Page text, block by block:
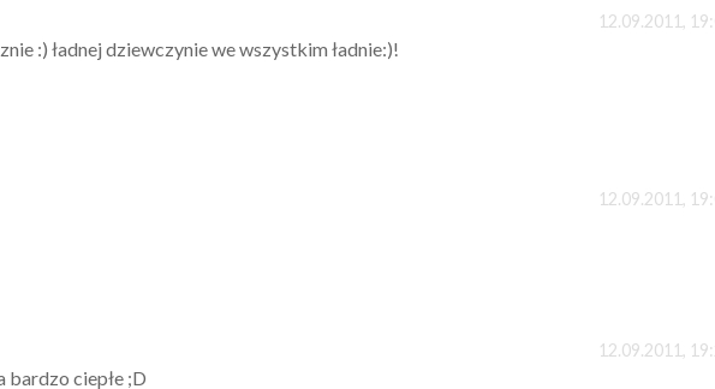
12.09.2011,
:) ładnej dziewczynie we wszystkim ładnie:)!
12.09.2011,
12.09.2011,
bardzo ciepłe ;D